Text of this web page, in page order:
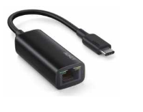
Gb/s | USB 3.0 Typ C | diody
LED